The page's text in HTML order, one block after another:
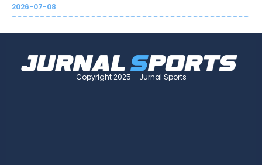
2026-07-08
Copyright 2025 – Jurnal Sports